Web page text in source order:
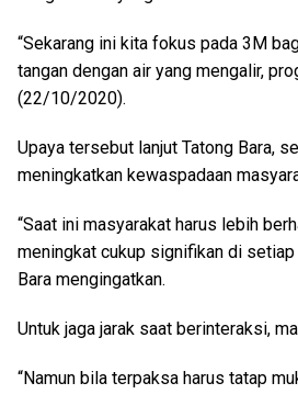
“Sekarang ini kita fokus pada 3M
tangan dengan air yang mengalir,
(22/10/2020).
Upaya tersebut lanjut Tatong Bara,
meningkatkan kewaspadaan
“Saat ini masyarakat harus lebih
meningkat cukup signifikan di
Bara mengingatkan.
Untuk jaga jarak saat berinteraksi,
“Namun bila terpaksa harus tatap